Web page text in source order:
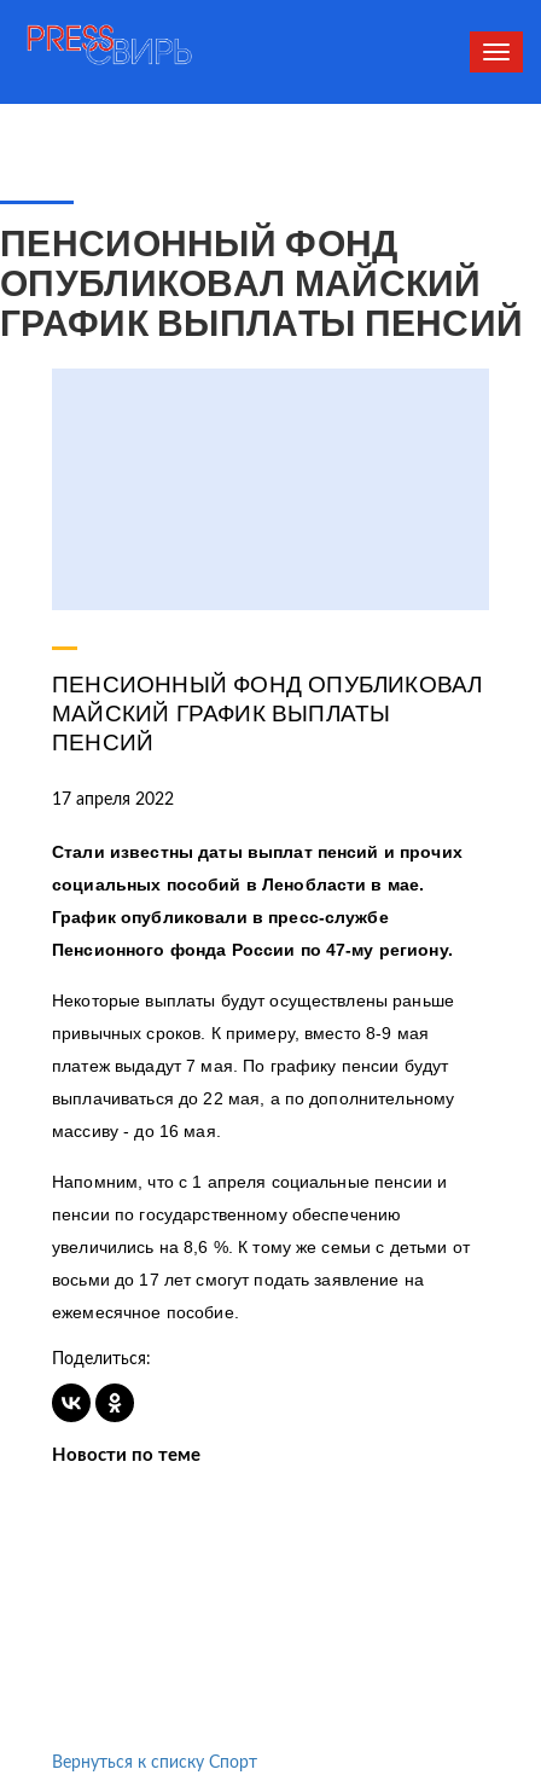
ПЕНСИОННЫЙ ФОНД
ОПУБЛИКОВАЛ МАЙСКИЙ
ГРАФИК ВЫПЛАТЫ ПЕНСИЙ
ПЕНСИОННЫЙ ФОНД ОПУБЛИКОВАЛ
МАЙСКИЙ ГРАФИК ВЫПЛАТЫ
ПЕНСИЙ
17 апреля 2022
Стали известны даты выплат пенсий и прочих
социальных пособий в Ленобласти в мае.
График опубликовали в пресс-службе
Пенсионного фонда России по 47-му региону.
Некоторые выплаты будут осуществлены раньше
привычных сроков. К примеру, вместо 8-9 мая
платеж выдадут 7 мая. По графику пенсии будут
выплачиваться до 22 мая, а по дополнительному
массиву - до 16 мая.
Напомним, что с 1 апреля социальные пенсии и
пенсии по государственному обеспечению
увеличились на 8,6 %. К тому же семьи с детьми от
восьми до 17 лет смогут подать заявление на
ежемесячное пособие.
Поделиться:
Новости по теме
Вернуться к списку Спорт